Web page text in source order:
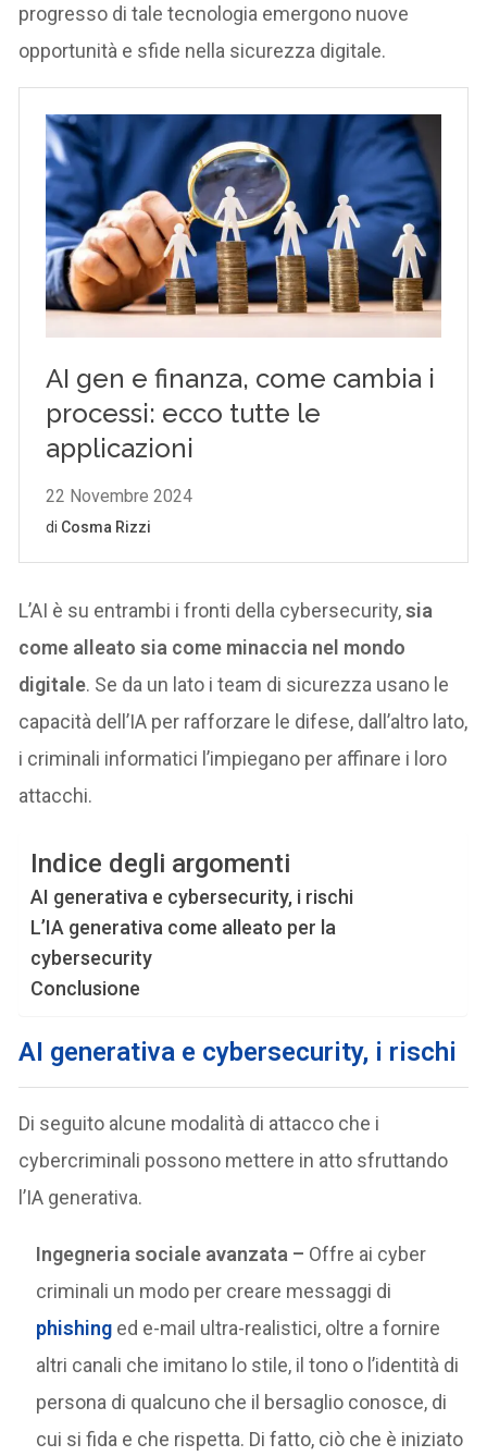
progresso di tale tecnologia emergono nuove
opportunità e sfide nella sicurezza digitale.
L’AI è su entrambi i fronti della cybersecurity,sia
come alleato sia come minaccia nel mondo
digitale. Se da un lato i team di sicurezza usano le
capacità dell’IA per rafforzare le difese, dall’altro lato,
i criminali informatici l’impiegano per affinare i loro
attacchi.
Indice degli argomenti
AI generativa e cybersecurity, i rischi
L’IA generativa come alleato per la
cybersecurity
Conclusione
AI generativa e cybersecurity, i rischi
Di seguito alcune modalità di attacco che i
cybercriminali possono mettere in atto sfruttando
l’IA generativa.
Ingegneria sociale avanzata – Offre ai cyber
criminali un modo per creare messaggi di
phishing ed e-mail ultra-realistici, oltre a fornire
altri canali che imitano lo stile, il tono o l’identità di
persona di qualcuno che il bersaglio conosce, di
cui si fida e che rispetta. Di fatto, ciò che è iniziato